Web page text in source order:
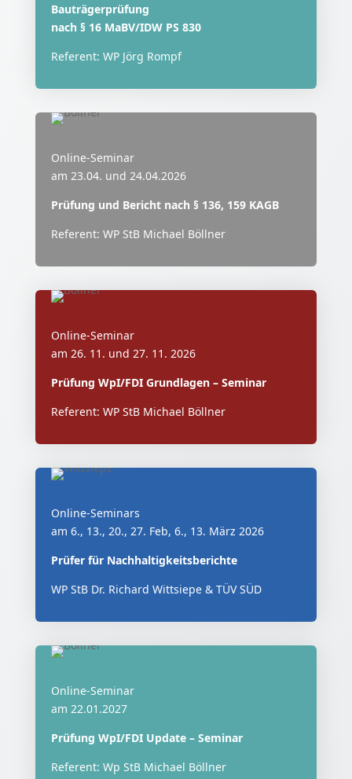
Bauträgerprüfung
nach § 16 MaBV/IDW PS 830
Referent: WP Jörg Rompf
Online-Seminar
am 23.04. und 24.04.2026
Prüfung und Bericht nach § 136, 159 KAGB
Referent: WP StB Michael Böllner
Online-Seminar
am 26. 11. und 27. 11. 2026
Prüfung WpI/FDI Grundlagen – Seminar
Referent: WP StB Michael Böllner
Online-Seminars
am 6., 13., 20., 27. Feb, 6., 13. März 2026
Prüfer für Nachhaltigkeitsberichte
WP StB Dr. Richard Wittsiepe & TÜV SÜD
Online-Seminar
am 22.01.2027
Prüfung WpI/FDI Update – Seminar
Referent: Wp StB Michael Böllner